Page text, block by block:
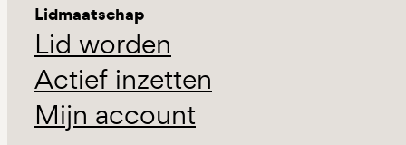
Lidmaatschap
Lid worden
Actief inzetten
Mijn account